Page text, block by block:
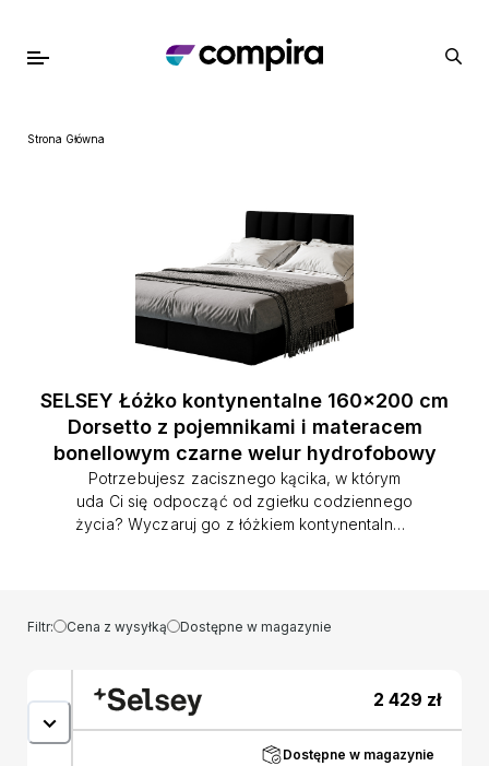
Strona Główna
SELSEY Łóżko kontynentalne 160x200 cm
Dorsetto z pojemnikami i materacem
bonellowym czarne welur hydrofobowy
Potrzebujesz zacisznego kącika, w którym
uda Ci się odpocząć od zgiełku codziennego
życia? Wyczaruj go z łóżkiem kontynentalnym
takiej budowie materac z pewnością podbije
Twoje serce swoją wygodną powierzchnią,
odpowiednie podparcie Twojemu ciału.
Konstrukcja zwieńczona została topperem
chroniącym mebel przed zanieczyszczeniami
i dodatkowo zwiększającym komfort jego
Filtr: Cena z wysyłką Dostępne w magazynie
2 429 zł
Dostępne w magazynie